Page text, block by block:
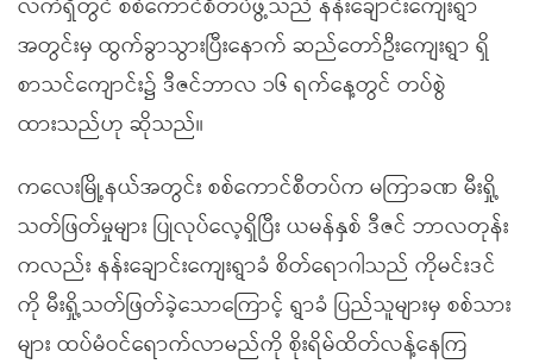
လက်ရှိတွင် စစ်ကောင်စီတပ်ဖွဲ့သည် နန်းချောင်းကျေးရွာ
အတွင်းမှ ထွက်ခွာသွားပြီးနောက် ဆည်တော်ဦးကျေးရွာ ရှိ
စာသင်ကျောင်း၌ ဒီဇင်ဘာလ ၁၆ ရက်နေ့တွင် တပ်စွဲ
ထားသည်ဟု ဆိုသည်။
ကလေးမြို့နယ်အတွင်း စစ်ကောင်စီတပ်က မကြာခဏ မီးရှို့
သတ်ဖြတ်မှုများ ပြုလုပ်လေ့ရှိပြီး ယမန်နှစ် ဒီဇင် ဘာလတုန်း
ကလည်း နန်းချောင်းကျေးရွာခံ စိတ်ရောဂါသည် ကိုမင်းဒင်
ကို မီးရှို့သတ်ဖြတ်ခဲ့သောကြောင့် ရွာခံ ပြည်သူများမှ စစ်သား
များ ထပ်မံဝင်ရောက်လာမည်ကို စိုးရိမ်ထိတ်လန့်နေကြ